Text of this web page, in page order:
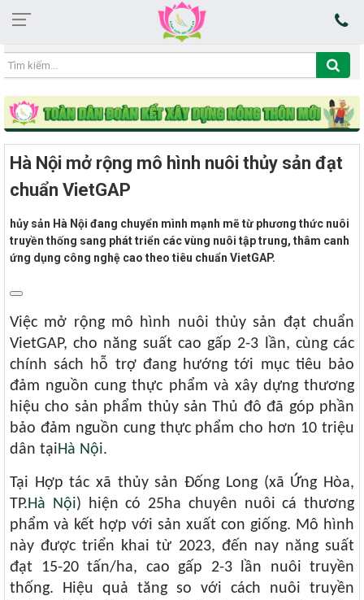
15:17:08 06/08/2026
Hà Nội mở rộng mô hình nuôi thủy sản đạt
chuẩn VietGAP
hủy sản Hà Nội đang chuyển mình mạnh mẽ từ phương thức nuôi
truyền thống sang phát triển các vùng nuôi tập trung, thâm canh
ứng dụng công nghệ cao theo tiêu chuẩn VietGAP.
Việc mở rộng mô hình nuôi thủy sản đạt chuẩn
VietGAP, cho năng suất cao gấp 2-3 lần, cùng các
chính sách hỗ trợ đang hướng tới mục tiêu bảo
đảm nguồn cung thực phẩm và xây dựng thương
hiệu cho sản phẩm thủy sản Thủ đô đã góp phần
bảo đảm nguồn cung thực phẩm cho hơn 10 triệu
dân tại Hà Nội.
Tại Hợp tác xã thủy sản Đống Long (xã Ứng Hòa,
TP. Hà Nội) hiện có 25ha chuyên nuôi cá thương
phẩm và kết hợp với sản xuất con giống. Mô hình
này được triển khai từ 2023, đến nay năng suất
đạt 15-20 tấn/ha, cao gấp 2-3 lần nuôi truyền
thống. Hiệu quả tăng so với cách nuôi truyền